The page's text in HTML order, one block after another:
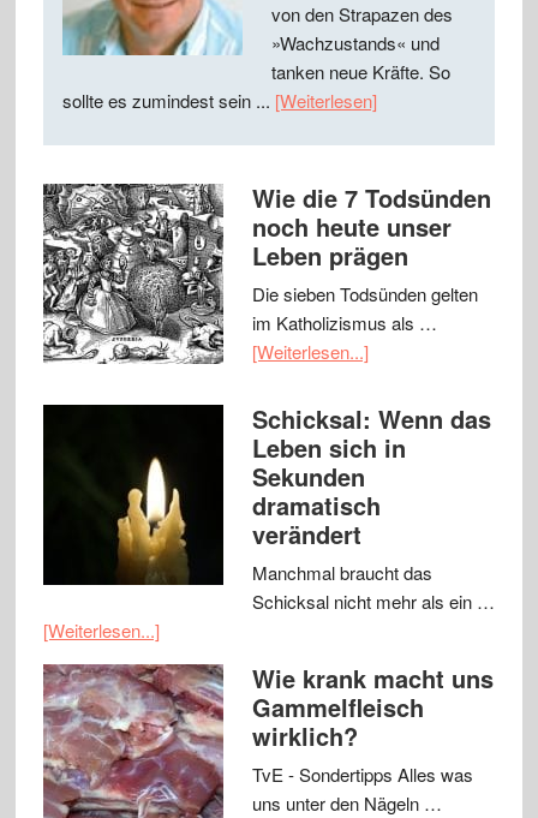
von den Strapazen des
»Wachzustands« und
tanken neue Kräfte. So
sollte es zumindest sein ... [Weiterlesen]
Wie die 7 Todsünden
noch heute unser
Leben prägen
Die sieben Todsünden gelten
im Katholizismus als …
[Weiterlesen...]
Schicksal: Wenn das
Leben sich in
Sekunden
dramatisch
verändert
Manchmal braucht das
Schicksal nicht mehr als ein …
[Weiterlesen...]
Wie krank macht uns
Gammelfleisch
wirklich?
TvE - Sondertipps Alles was
uns unter den Nägeln …